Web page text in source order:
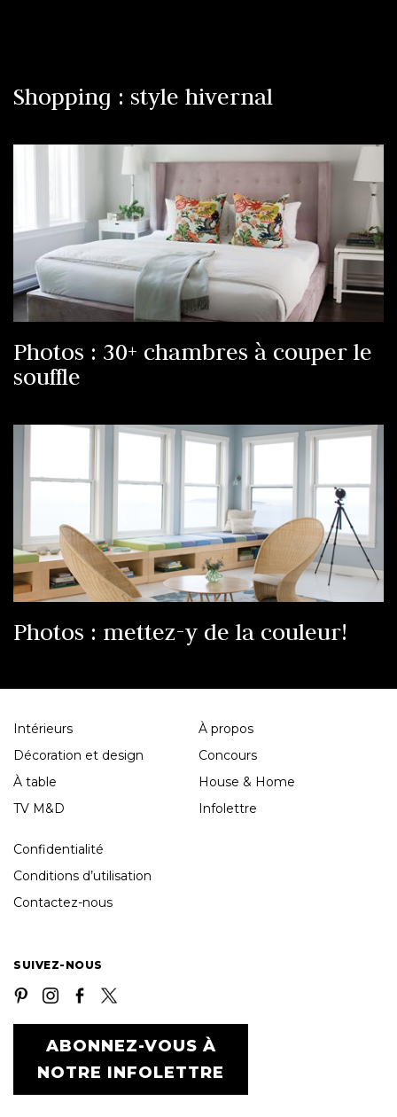
Shopping : style hivernal
Photos : 30+ chambres à couper le
souffle
Photos : mettez-y de la couleur!
Intérieurs
Décoration et design
À table
TV M&D
À propos
Concours
House & Home
Infolettre
Confidentialité
Conditions d’utilisation
Contactez-nous
SUIVEZ-NOUS
ABONNEZ-VOUS À
NOTRE INFOLETTRE